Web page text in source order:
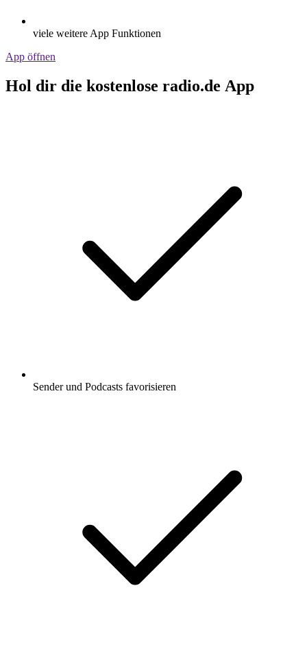
viele weitere App Funktionen
App öffnen
Hol dir die kostenlose radio.de App
Sender und Podcasts favorisieren